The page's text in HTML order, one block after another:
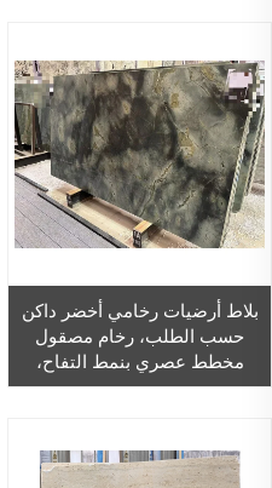
بلاط أرضيات رخامي أخضر داكن
حسب الطلب، رخام مصقول
مخطط عصري بنمط التفاح،
مناسب للفنادق، ألواح رخامية